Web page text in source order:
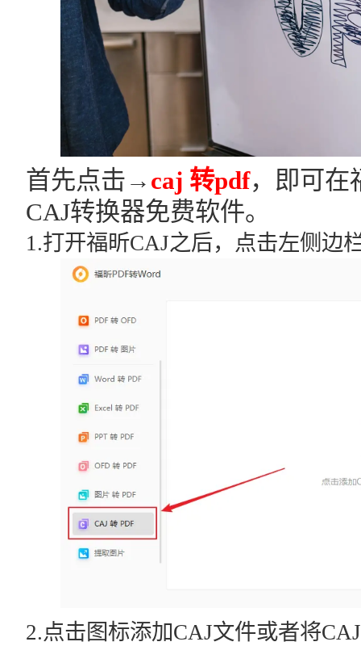
首先点击→ caj 转pdf，即可在
CAJ转换器免费软件。
1.打开福昕CAJ之后，点击左侧边
2.点击图标添加CAJ文件或者将